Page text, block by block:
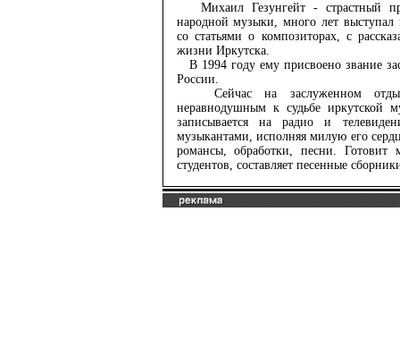
Михаил Гезунгейт - страстный
народной музыки, много лет выступал
со статьями о композиторах, с
жизни Иркутска.
В 1994 году ему присвоено звание
России.
Сейчас на заслуженном
неравнодушным к судьбе иркутской
записывается на радио и
музыкантами, исполняя милую его
романсы, обработки, песни. Готовит
студентов, составляет песенные